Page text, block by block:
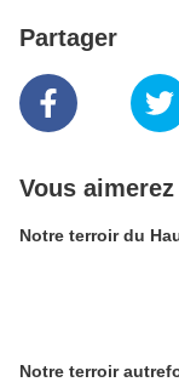
Partager
Vous
Notre terroir du
Notre terroir